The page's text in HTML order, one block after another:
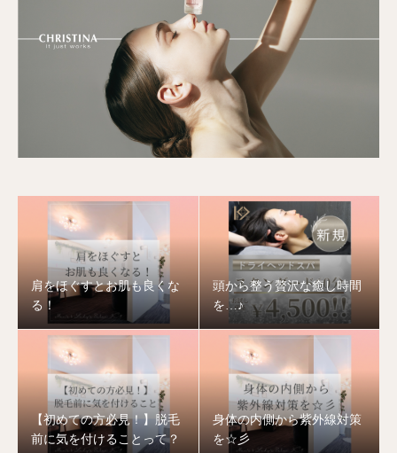
肩をほぐすとお肌も良くな
る！
頭から整う贅沢な癒し時間
を…♪
【初めての方必見！】脱毛
前に気を付けることって？
身体の内側から紫外線対策
を☆彡